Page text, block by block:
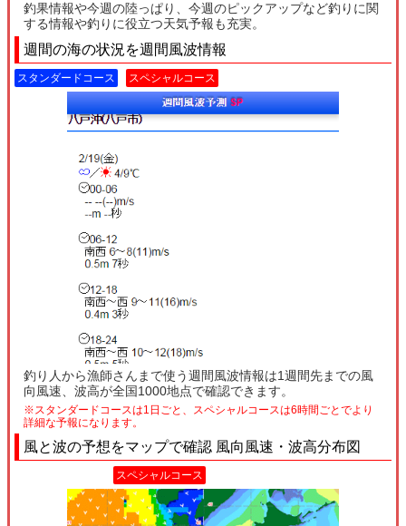
釣果情報や今週の陸っぱり、今週のピックアップなど釣りに関
する情報や釣りに役立つ天気予報も充実。
週間の海の状況を週間風波情報
スタンダードコース スペシャルコース
釣り人から漁師さんまで使う週間風波情報は1週間先までの風
向風速、波高が全国1000地点で確認できます。
※スタンダードコースは1日ごと、スペシャルコースは6時間ごとでより
詳細な予報になります。
風と波の予想をマップで確認 風向風速・波高分布図
スペシャルコース